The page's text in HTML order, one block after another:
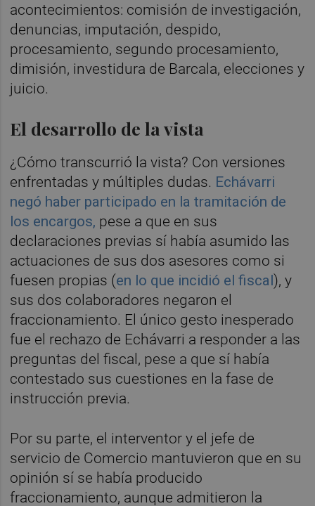
acontecimientos: comisión de investigación,
denuncias, imputación, despido,
procesamiento, segundo procesamiento,
dimisión, investidura de Barcala, elecciones y
juicio.
El desarrollo de la vista
¿Cómo transcurrió la vista? Con versiones
enfrentadas y múltiples dudas. Echávarri
negó haber participado en la tramitación de
los encargos, pese a que en sus
declaraciones previas sí había asumido las
actuaciones de sus dos asesores como si
fuesen propias (en lo que incidió el fiscal), y
sus dos colaboradores negaron el
fraccionamiento. El único gesto inesperado
fue el rechazo de Echávarri a responder a las
preguntas del fiscal, pese a que sí había
contestado sus cuestiones en la fase de
instrucción previa.
Por su parte, el interventor y el jefe de
servicio de Comercio mantuvieron que en su
opinión sí se había producido
fraccionamiento, aunque admitieron la